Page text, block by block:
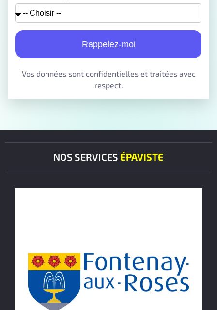
Rappelez-moi
Vos données sont confidentielles et traitées avec
respect.
NOS SERVICES ÉPAVISTE